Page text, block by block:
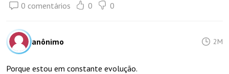
0 comentários 0 0
anônimo 2M
Porque estou em constante evolução.